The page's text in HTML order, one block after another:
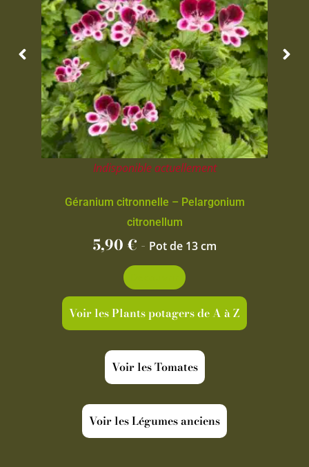
Indisponible actuellement
Géranium citronnelle – Pelargonium
citronellum
5,90€ - Pot de 13 cm
Voir les Plants potagers de A à Z
Voir les Tomates
Voir les Légumes anciens